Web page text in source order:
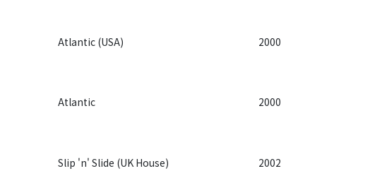
Atlantic (USA) 2000
Atlantic 2000
Slip 'n' Slide (UK House) 2002